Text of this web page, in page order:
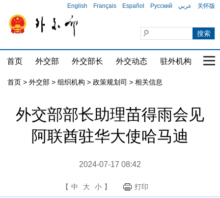
English Français Español Русский عربي 关怀版
首页 外交部 外交部长 外交动态 驻外机构 国
首页 > 外交部 > 组织机构 > 政策规划司 > 相关信息
外交部部长助理苗得雨会见
阿联酋驻华大使哈马迪
2024-07-17 08:42
【 中 大 小 】 打印